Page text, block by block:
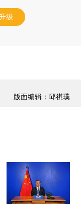
级
版面编辑：邱祺璞